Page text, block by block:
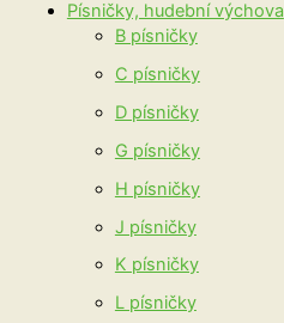
Písničky, hudební výchova
B písničky
C písničky
D písničky
G písničky
H písničky
J písničky
K písničky
L písničky